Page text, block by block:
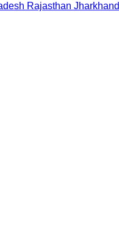
Rajasthan Jharkhand